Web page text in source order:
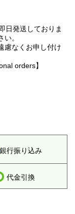
日発送しておりま
。
慮なくお申し付け
orders】
銀行振り込み
代金引換